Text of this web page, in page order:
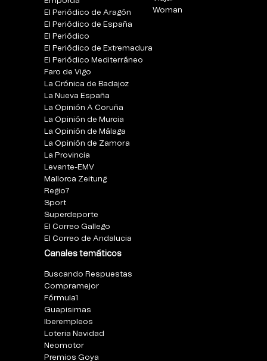
El Periódico de Aragón
El Periódico de España
El Periódico
El Periódico de Extremadura
El Periódico Mediterráneo
Faro de Vigo
La Crónica de Badajoz
La Nueva España
La Opinión A Coruña
La Opinión de Murcia
La Opinión de Málaga
La Opinión de Zamora
La Provincia
Levante-EMV
Mallorca Zeitung
Regio7
Sport
Superdeporte
El Correo Gallego
El Correo de Andalucia
Canales temáticos
Buscando Respuestas
Compramejor
Fórmula1
Guapisimas
Iberempleos
Loteria Navidad
Neomotor
Premios Goya
Woman